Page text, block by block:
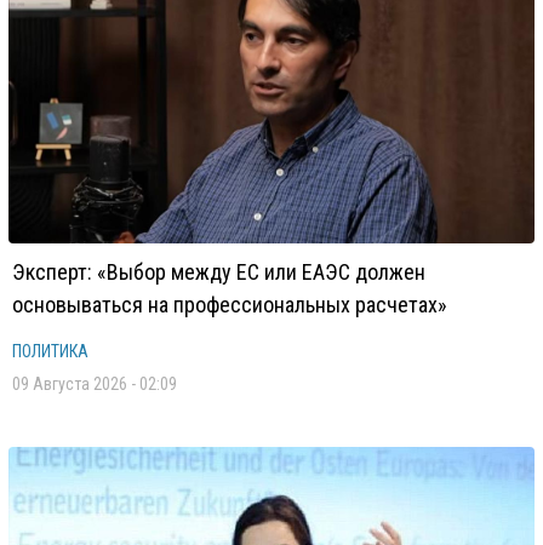
Эксперт: «Выбор между ЕС или ЕАЭС должен
основываться на профессиональных расчетах»
ПОЛИТИКА
09 Августа 2026 - 02:09